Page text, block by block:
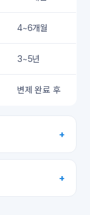
4~6개월
3~5년
변제 완료 후
+
+